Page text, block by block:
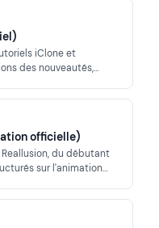
iClone et
des nouveautés,
officielle)
du débutant
sur l'animation